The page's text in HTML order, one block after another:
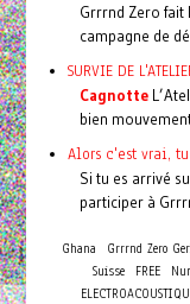
Grrrnd Zero fait
campagne de
SURVIE DE
Cagnotte
bien
Alors c'est vrai,
Si tu es arrivé
participer à
Ghana Grrrnd Zero
Suisse
FREE